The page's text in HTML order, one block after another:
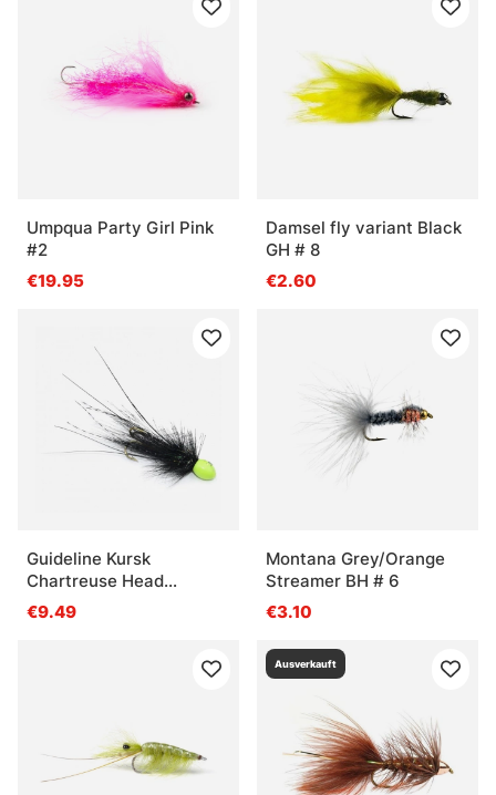
Umpqua Party Girl Pink
#2
€19.95
Damsel fly variant Black
GH # 8
€2.60
Guideline Kursk
Chartreuse Head
Medium
€9.49
Montana Grey/Orange
Streamer BH # 6
€3.10
Ausverkauft